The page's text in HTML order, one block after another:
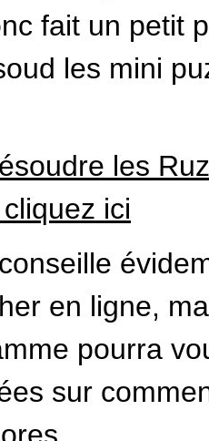
fait un petit
les mini
les
ici
en ligne,
pourra
sur